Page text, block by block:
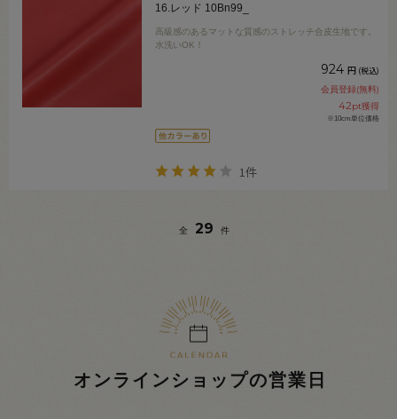
16.レッド 10Bn99_
高級感のあるマットな質感のストレッチ合皮生地です。
水洗いOK！
924 円 (税込)
会員登録(無料)
42pt獲得
※10cm単位価格
1件
全 29 件
オンラインショップの営業日